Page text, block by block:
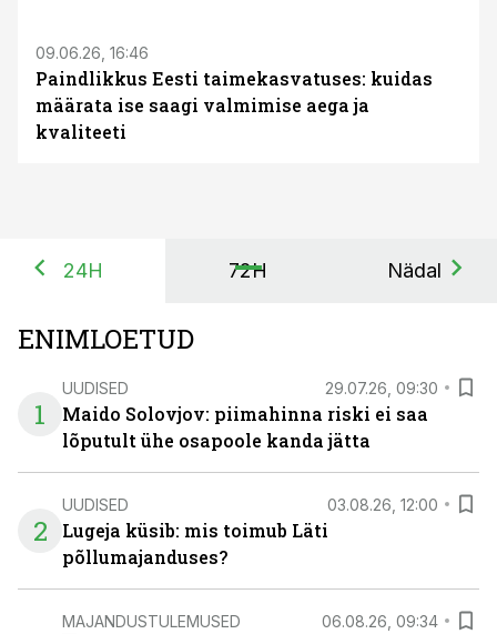
09.06.26, 16:46
Paindlikkus Eesti taimekasvatuses: kuidas
määrata ise saagi valmimise aega ja
kvaliteeti
24H 72H Nädal
ENIMLOETUD
1
UUDISED 29.07.26, 09:30
Maido Solovjov: piimahinna riski ei saa
lõputult ühe osapoole kanda jätta
2
UUDISED 03.08.26, 12:00
Lugeja küsib: mis toimub Läti
põllumajanduses?
MAJANDUSTULEMUSED 06.08.26, 09:34